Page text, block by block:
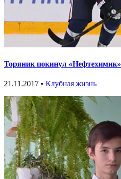
Торяник покинул «Нефтехимик»
21.11.2017 • Клубная жизнь